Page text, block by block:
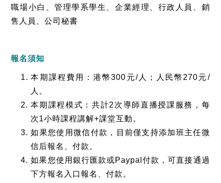
職場小白、管理學系學生、企業經理、行政人員、銷
售人員、公司秘書
報名須知
本期課程費用：港幣300元/人；人民幣270元/
人。
本期課程模式：共計2次導師直播授課服務，每
次1小時課程講解+課堂互動。
如果您使用微信付款，目前僅支持添加班主任微
信后報名、付款。
如果您使用銀行匯款或Paypal付款，可直接通過
下方報名入口報名、付款。